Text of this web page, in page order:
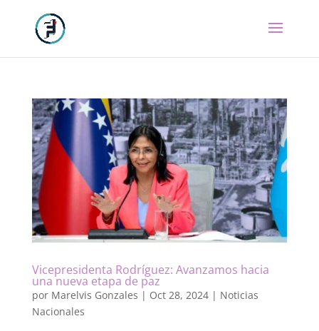
Vicepresidenta Rodríguez: Avanzamos hacia
una nueva etapa de paz
por Marelvis Gonzales | Oct 28, 2024| Noticias
Nacionales